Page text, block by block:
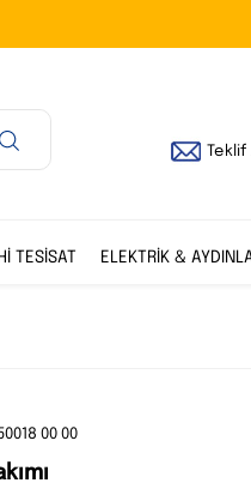
Teklif
TESİSAT ELEKTRİK &
00 00